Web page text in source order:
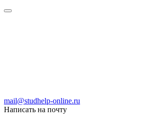
mail@studhelp-online.ru
Написать на почту